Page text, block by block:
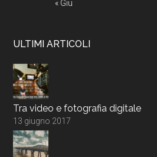
« Giu
ULTIMI ARTICOLI
Tra video e fotografia digitale
13 giugno 2017